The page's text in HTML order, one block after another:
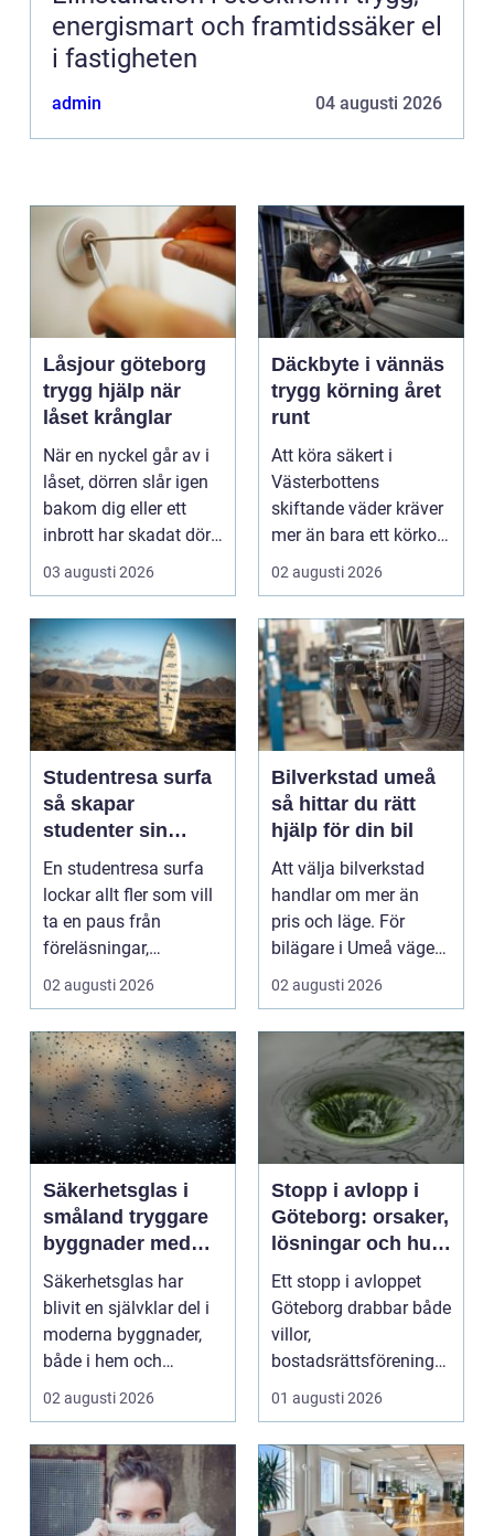
energismart och framtidssäker el
i fastigheten
admin 04 augusti 2026
Låsjour göteborg
trygg hjälp när
låset krånglar
När en nyckel går av i
låset, dörren slår igen
bakom dig eller ett
inbrott har skadat dörr
och karm,...
03 augusti 2026
Däckbyte i vännäs
trygg körning året
runt
Att köra säkert i
Västerbottens
skiftande väder kräver
mer än bara ett körkort
och en pålitlig bil. ...
02 augusti 2026
Studentresa surfa
så skapar
studenter sin
ultimata paus från
plugget
En studentresa surfa
lockar allt fler som vill
ta en paus från
föreläsningar,
tentaplugg och sena
02 augusti 2026
Bilverkstad umeå
så hittar du rätt
hjälp för din bil
Att välja bilverkstad
handlar om mer än
pris och läge. För
bilägare i Umeå väger
trygghet, tillgängl...
02 augusti 2026
Säkerhetsglas i
småland tryggare
byggnader med
smarta
glaslösningar
Säkerhetsglas har
blivit en självklar del i
moderna byggnader,
både i hem och
offentliga miljöer. I ...
02 augusti 2026
Stopp i avlopp i
Göteborg: orsaker,
lösningar och hur
problem kan
undvikas
Ett stopp i avloppet
Göteborg drabbar både
villor,
bostadsrättsföreningar
och h...
01 augusti 2026